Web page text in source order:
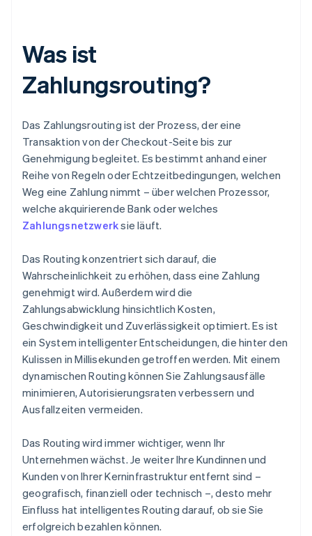
Was ist
Zahlungsrouting?
Das Zahlungsrouting ist der Prozess, der eine
Transaktion von der Checkout-Seite bis zur
Genehmigung begleitet. Es bestimmt anhand einer
Reihe von Regeln oder Echtzeitbedingungen, welchen
Weg eine Zahlung nimmt – über welchen Prozessor,
welche akquirierende Bank oder welches
Zahlungsnetzwerksie läuft.
Das Routing konzentriert sich darauf, die
Wahrscheinlichkeit zu erhöhen, dass eine Zahlung
genehmigt wird. Außerdem wird die
Zahlungsabwicklung hinsichtlich Kosten,
Geschwindigkeit und Zuverlässigkeit optimiert. Es ist
ein System intelligenter Entscheidungen, die hinter den
Kulissen in Millisekunden getroffen werden. Mit einem
dynamischen Routing können Sie Zahlungsausfälle
minimieren, Autorisierungsraten verbessern und
Ausfallzeiten vermeiden.
Das Routing wird immer wichtiger, wenn Ihr
Unternehmen wächst. Je weiter Ihre Kundinnen und
Kunden von Ihrer Kerninfrastruktur entfernt sind –
geografisch, finanziell oder technisch –, desto mehr
Einfluss hat intelligentes Routing darauf, ob sie Sie
erfolgreich bezahlen können.